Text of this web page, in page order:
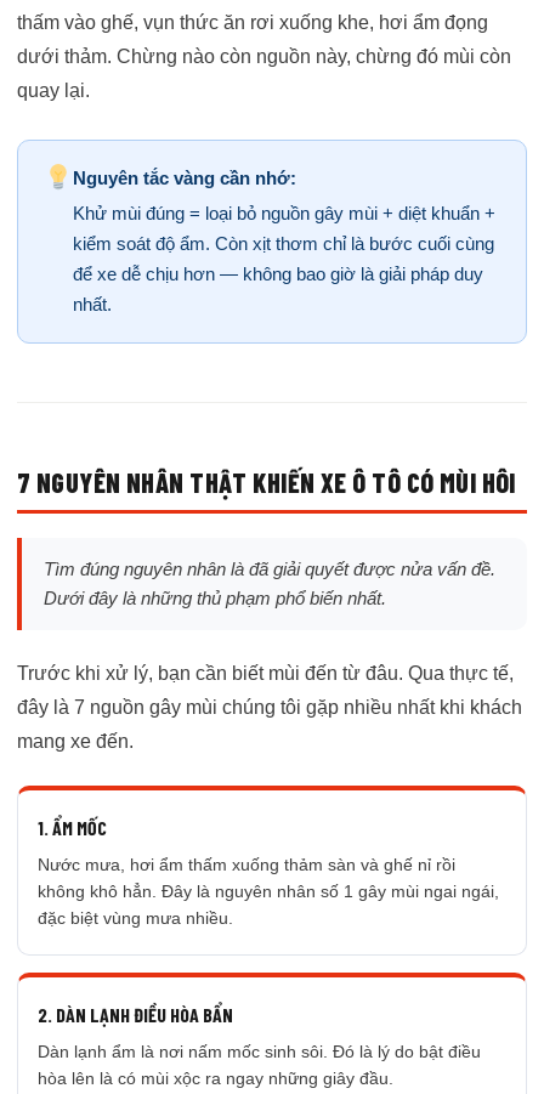
thấm vào ghế, vụn thức ăn rơi xuống khe, hơi ẩm đọng
dưới thảm. Chừng nào còn nguồn này, chừng đó mùi còn
quay lại.
Nguyên tắc vàng cần nhớ:
Khử mùi đúng = loại bỏ nguồn gây mùi + diệt khuẩn +
kiểm soát độ ẩm. Còn xịt thơm chỉ là bước cuối cùng
để xe dễ chịu hơn — không bao giờ là giải pháp duy
nhất.
7 NGUYÊN NHÂN THẬT KHIẾN XE Ô TÔ CÓ MÙI HÔI
Tìm đúng nguyên nhân là đã giải quyết được nửa vấn đề.
Dưới đây là những thủ phạm phổ biến nhất.
Trước khi xử lý, bạn cần biết mùi đến từ đâu. Qua thực tế,
đây là 7 nguồn gây mùi chúng tôi gặp nhiều nhất khi khách
mang xe đến.
1. ẨM MỐC
Nước mưa, hơi ẩm thấm xuống thảm sàn và ghế nỉ rồi
không khô hẳn. Đây là nguyên nhân số 1 gây mùi ngai ngái,
đặc biệt vùng mưa nhiều.
2. DÀN LẠNH ĐIỀU HÒA BẨN
Dàn lạnh ẩm là nơi nấm mốc sinh sôi. Đó là lý do bật điều
hòa lên là có mùi xộc ra ngay những giây đầu.